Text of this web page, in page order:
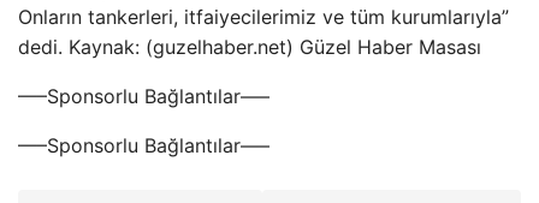
Onların tankerleri, itfaiyecilerimiz ve tüm kurumlarıyla”
dedi. Kaynak: (guzelhaber.net) Güzel Haber Masası
—–Sponsorlu Bağlantılar—–
—–Sponsorlu Bağlantılar—–